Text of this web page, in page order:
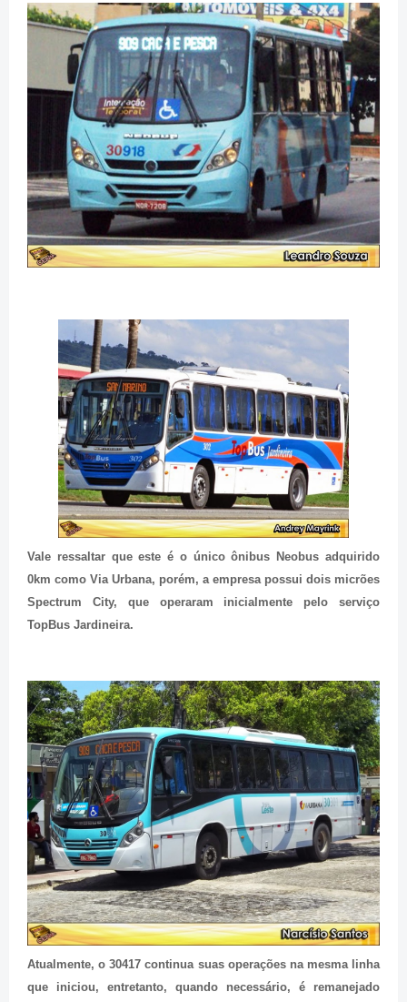
Vale ressaltar que este é o único ônibus Neobus adquirido
0km como Via Urbana, porém, a empresa possui dois micrões
Spectrum City, que operaram inicialmente pelo serviço
TopBus Jardineira.
Atualmente, o 30417 continua suas operações na mesma linha
que iniciou, entretanto, quando necessário, é remanejado